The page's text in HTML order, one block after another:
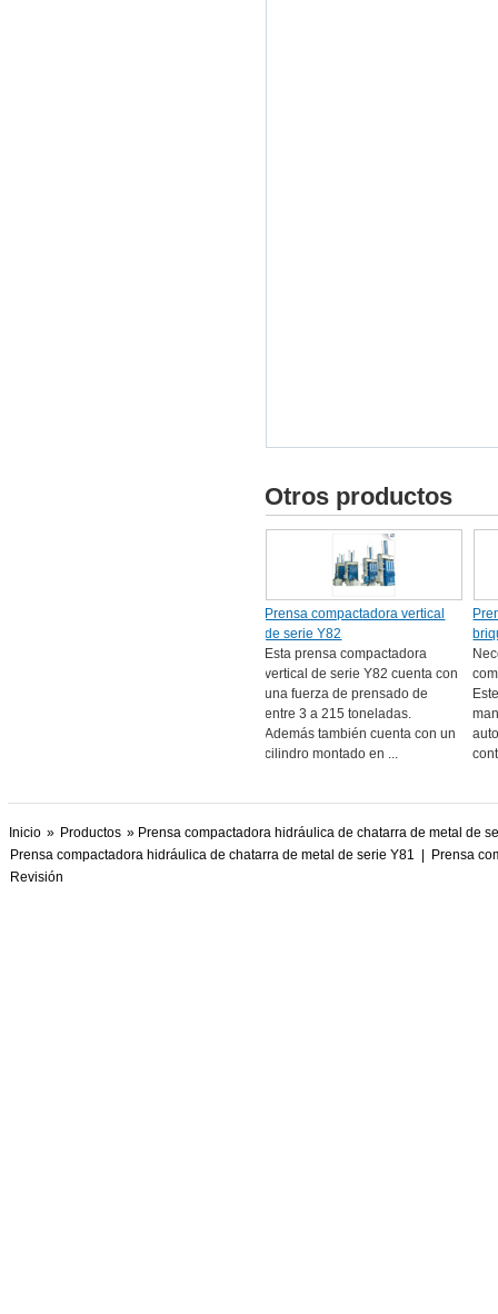
Otros productos
Prensa compactadora vertical
de serie Y82
Esta prensa compactadora
vertical de serie Y82 cuenta con
una fuerza de prensado de
entre 3 a 215 toneladas.
Además también cuenta con un
cilindro montado en ...
Inicio » Productos » Prensa compactadora hidráulica de chatarra de metal de
Prensa compactadora hidráulica de chatarra de metal de serie Y81
Prensa
Revisión